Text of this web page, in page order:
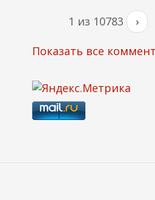
1 из 10783 ›
Показать все